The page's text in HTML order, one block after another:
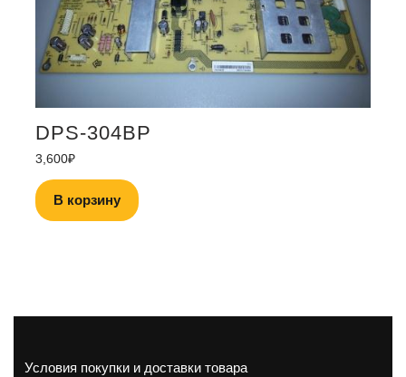
DPS-304BP
3,600₽
В корзину
Условия покупки и доставки товара